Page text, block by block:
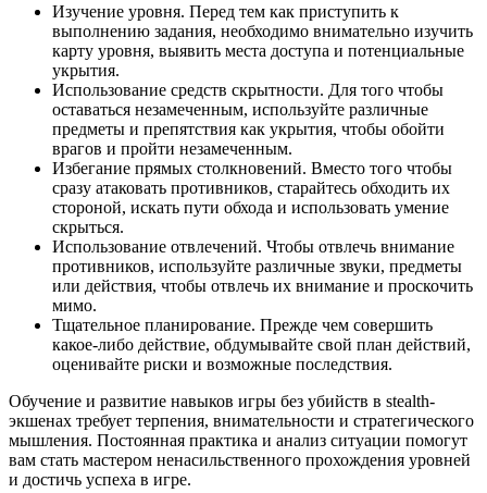
Изучение уровня. Перед тем как приступить к
выполнению задания, необходимо внимательно изучить
карту уровня, выявить места доступа и потенциальные
укрытия.
Использование средств скрытности. Для того чтобы
оставаться незамеченным, используйте различные
предметы и препятствия как укрытия, чтобы обойти
врагов и пройти незамеченным.
Избегание прямых столкновений. Вместо того чтобы
сразу атаковать противников, старайтесь обходить их
стороной, искать пути обхода и использовать умение
скрыться.
Использование отвлечений. Чтобы отвлечь внимание
противников, используйте различные звуки, предметы
или действия, чтобы отвлечь их внимание и проскочить
мимо.
Тщательное планирование. Прежде чем совершить
какое-либо действие, обдумывайте свой план действий,
оценивайте риски и возможные последствия.
Обучение и развитие навыков игры без убийств в stealth-
экшенах требует терпения, внимательности и стратегического
мышления. Постоянная практика и анализ ситуации помогут
вам стать мастером ненасильственного прохождения уровней
и достичь успеха в игре.